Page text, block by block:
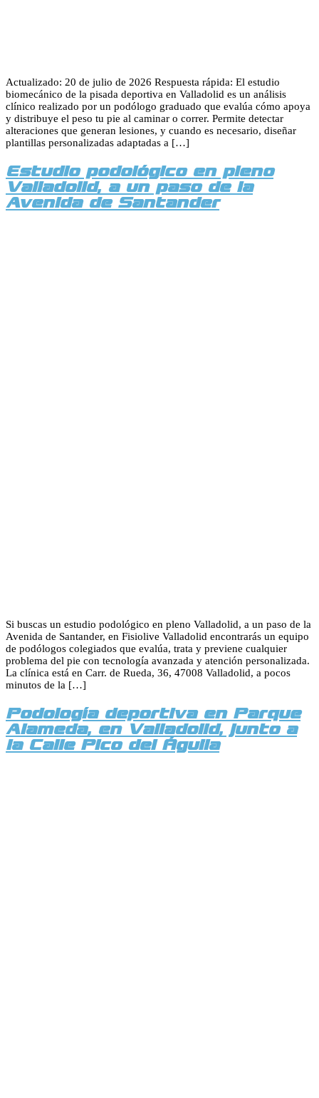
Actualizado: 20 de julio de 2026 Respuesta rápida: El estudio
biomecánico de la pisada deportiva en Valladolid es un análisis
clínico realizado por un podólogo graduado que evalúa cómo apoya
y distribuye el peso tu pie al caminar o correr. Permite detectar
alteraciones que generan lesiones, y cuando es necesario, diseñar
plantillas personalizadas adaptadas a […]
Estudio podológico en pleno
Valladolid, a un paso de la
Avenida de Santander
Si buscas un estudio podológico en pleno Valladolid, a un paso de la
Avenida de Santander, en Fisiolive Valladolid encontrarás un equipo
de podólogos colegiados que evalúa, trata y previene cualquier
problema del pie con tecnología avanzada y atención personalizada.
La clínica está en Carr. de Rueda, 36, 47008 Valladolid, a pocos
minutos de la […]
Podología deportiva en Parque
Alameda, en Valladolid, junto a
la Calle Pico del Águila